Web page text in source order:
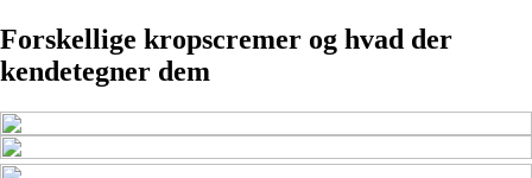
Forskellige kropscremer og hvad der
kendetegner dem